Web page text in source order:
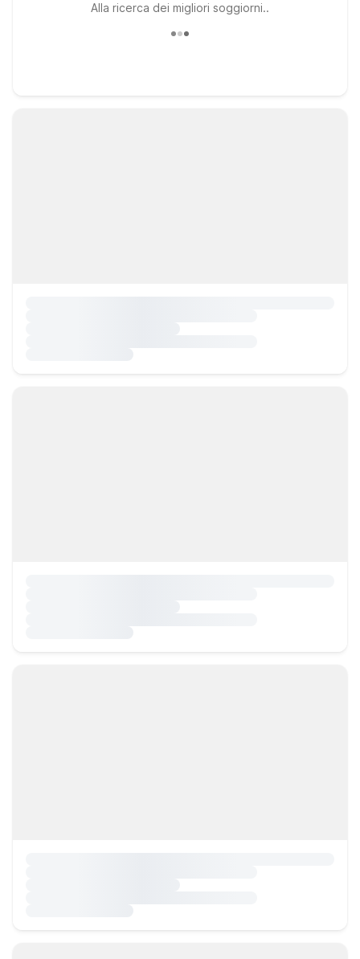
Alla ricerca dei migliori soggiorni..